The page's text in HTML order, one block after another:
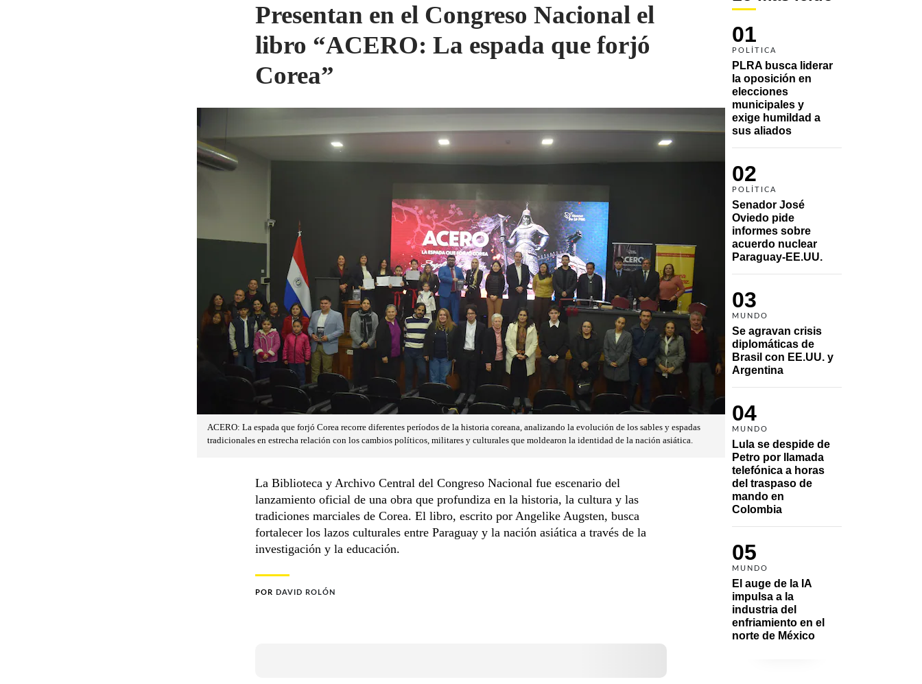
01
POLÍTICA
PLRA busca liderar
la oposición en
elecciones
municipales y
exige humildad a
sus aliados
02
POLÍTICA
Senador José
Oviedo pide
informes sobre
acuerdo nuclear
Paraguay-EE.UU.
03
MUNDO
Se agravan crisis
diplomáticas de
Brasil con EE.UU. y
Argentina
04
MUNDO
Lula se despide de
Petro por llamada
telefónica a horas
del traspaso de
mando en
Colombia
05
MUNDO
El auge de la IA
impulsa a la
industria del
enfriamiento en el
norte de México
Presentan en el Congreso Nacional el
libro “ACERO: La espada que forjó
Corea”
ACERO: La espada que forjó Corea recorre diferentes períodos de la historia coreana, analizando la evolución de los sables y espadas
tradicionales en estrecha relación con los cambios políticos, militares y culturales que moldearon la identidad de la nación asiática.
La Biblioteca y Archivo Central del Congreso Nacional fue escenario del
lanzamiento oficial de una obra que profundiza en la historia, la cultura y las
tradiciones marciales de Corea. El libro, escrito por Angelike Augsten, busca
fortalecer los lazos culturales entre Paraguay y la nación asiática a través de la
investigación y la educación.
POR DAVID ROLÓN